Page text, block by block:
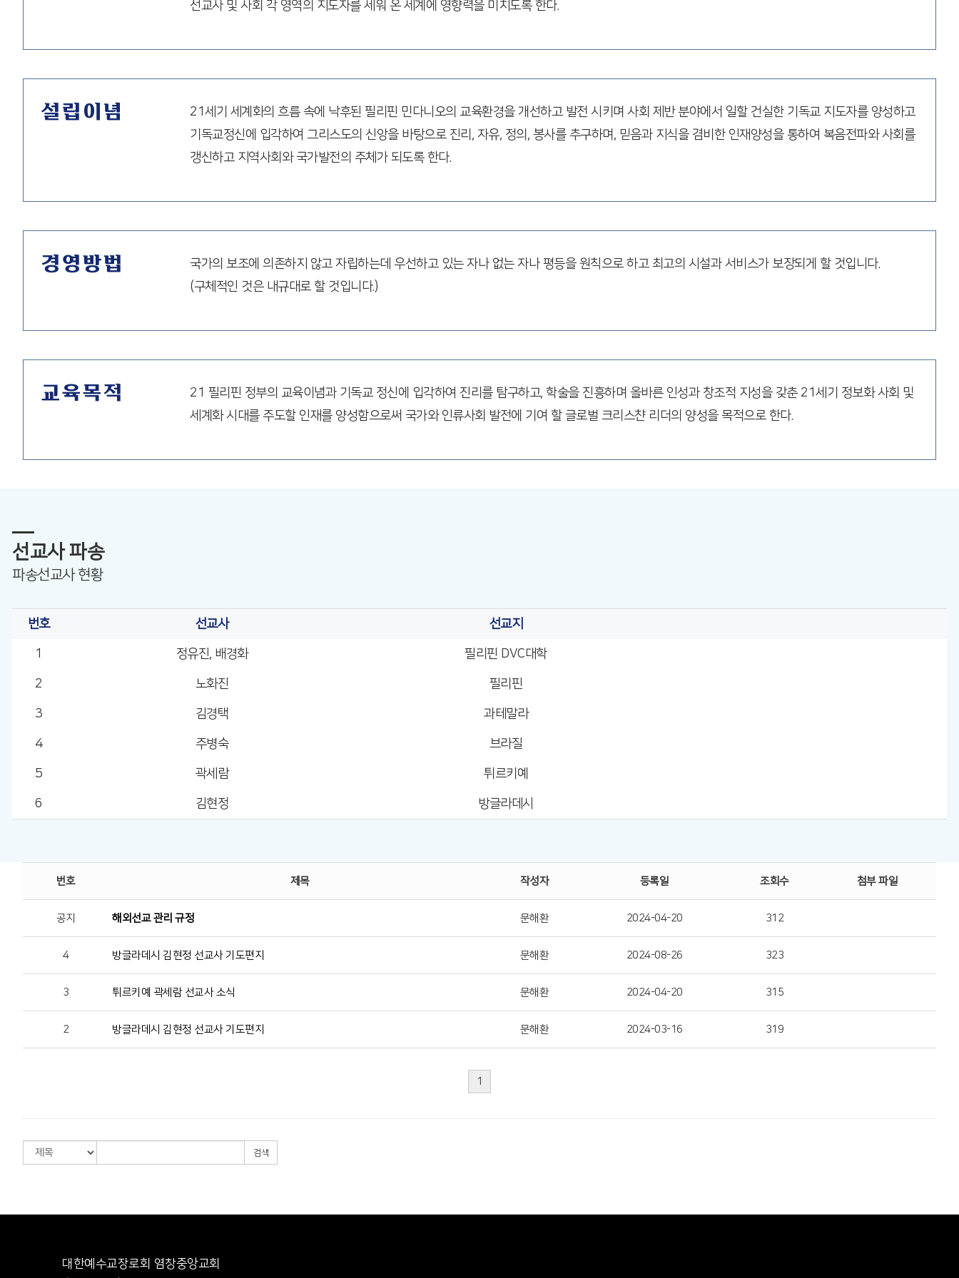
선교사 및 사회 각 영역의 지도자를 세워 온 세계에 영향력을 미치도록 한다.
설립이념
21세기 세계화의 흐름 속에 낙후된 필리핀 민다니오의 교육환경을 개선하고 발전 시키며 사회 제반 분야에서 일할 건실한 기독교 지도자를 양성하고
기독교정신에 입각하여 그리스도의 신앙을 바탕으로 진리, 자유, 정의, 봉사를 추구하며, 믿음과 지식을 겸비한 인재양성을 통하여 복음전파와 사회를
갱신하고 지역사회와 국가발전의 주체가 되도록 한다.
경영방법
국가의 보조에 의존하지 않고 자립하는데 우선하고 있는 자나 없는 자나 평등을 원칙으로 하고 최고의 시설과 서비스가 보장되게 할 것입니다.
(구체적인 것은 내규대로 할 것입니다.)
교육목적
21 필리핀 정부의 교육이념과 기독교 정신에 입각하여 진리를 탐구하고, 학술을 진흥하며 올바른 인성과 창조적 지성을 갖춘 21세기 정보화 사회 및
세계화 시대를 주도할 인재를 양성함으로써 국가와 인류사회 발전에 기여 할 글로벌 크리스챤 리더의 양성을 목적으로 한다.
선교사 파송
파송선교사 현황
번호 선교사 선교지
1 정유진, 배경화 필리핀 DVC대학
2 노화진 필리핀
3 김경택 과테말라
4 주병숙 브라질
5 곽세람 튀르키예
6 김현정 방글라데시
번호 제목 작성자 등록일 조회수 첨부 파일
공지 해외선교 관리 규정 문해환 2024-04-20 312
4 방글라데시 김현정 선교사 기도편지 문해환 2024-08-26 323
3 튀르키예 곽세람 선교사 소식 문해환 2024-04-20 315
2 방글라데시 김현정 선교사 기도편지 문해환 2024-03-16 319
1
검색
대한예수교장로회 염창중앙교회